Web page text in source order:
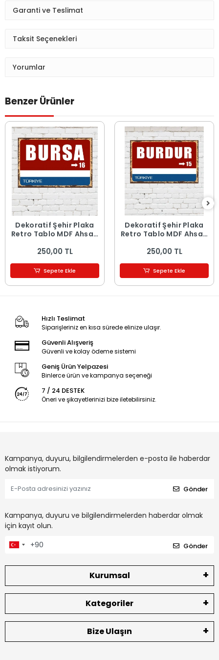
Garanti ve Teslimat
Taksit Seçenekleri
Yorumlar
Benzer Ürünler
Dekoratif Şehir Plaka
Retro Tablo MDF Ahşap
250,00 TL
Sepete Ekle
Dekoratif Şehir Plaka
Retro Tablo MDF Ahşap
250,00 TL
Sepete Ekle
Hızlı Teslimat
Siparişleriniz en kısa sürede elinize ulaşır.
Güvenli Alışveriş
Güvenli ve kolay ödeme sistemi
Geniş Ürün Yelpazesi
Binlerce ürün ve kampanya seçeneği
7 / 24 DESTEK
Öneri ve şikayetlerinizi bize iletebilirsiniz.
Kampanya, duyuru, bilgilendirmelerden e-posta ile haberdar
olmak istiyorum.
Gönder
Kampanya, duyuru ve bilgilendirmelerden haberdar olmak
için kayıt olun.
Gönder
Kurumsal
Kategoriler
Bize Ulaşın